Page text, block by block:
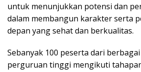
untuk menunjukkan potensi dan
dalam membangun karakter serta
depan yang sehat dan berkualitas.
Sebanyak 100 peserta dari
perguruan tinggi mengikuti